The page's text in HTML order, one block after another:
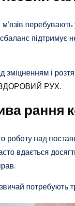
м’язів
підтримує
зміцненням і
РУХ.
рання
роботу над
вдається
потребують